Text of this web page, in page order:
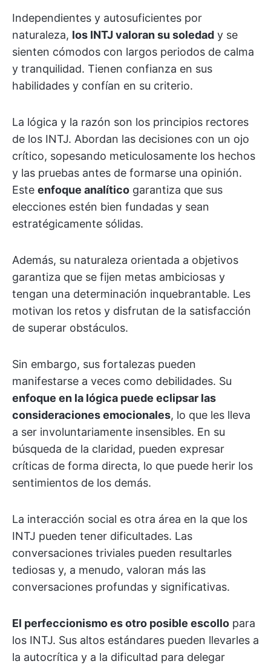
Independientes y autosuficientes por
naturaleza, los INTJ valoran su soledad y se
sienten cómodos con largos periodos de calma
y tranquilidad. Tienen confianza en sus
habilidades y confían en su criterio.
La lógica y la razón son los principios rectores
de los INTJ. Abordan las decisiones con un ojo
crítico, sopesando meticulosamente los hechos
y las pruebas antes de formarse una opinión.
Este enfoque analítico garantiza que sus
elecciones estén bien fundadas y sean
estratégicamente sólidas.
Además, su naturaleza orientada a objetivos
garantiza que se fijen metas ambiciosas y
tengan una determinación inquebrantable. Les
motivan los retos y disfrutan de la satisfacción
de superar obstáculos.
Sin embargo, sus fortalezas pueden
manifestarse a veces como debilidades. Su
enfoque en la lógica puede eclipsar las
consideraciones emocionales, lo que les lleva
a ser involuntariamente insensibles. En su
búsqueda de la claridad, pueden expresar
críticas de forma directa, lo que puede herir los
sentimientos de los demás.
La interacción social es otra área en la que los
INTJ pueden tener dificultades. Las
conversaciones triviales pueden resultarles
tediosas y, a menudo, valoran más las
conversaciones profundas y significativas.
El perfeccionismo es otro posible escollo para
los INTJ. Sus altos estándares pueden llevarles a
la autocrítica y a la dificultad para delegar